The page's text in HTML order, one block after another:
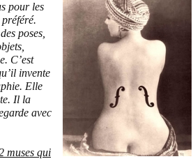
pour les
poses,
C’est
invente
Elle
Il la
avec
muses qui